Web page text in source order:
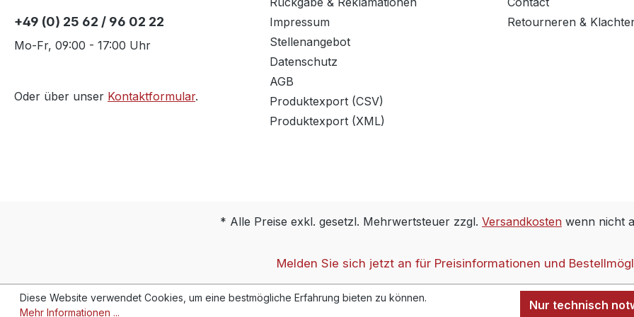
+49 (0) 25 62 / 96 02 22
Mo-Fr, 09:00 - 17:00 Uhr
Oder über unser Kontaktformular.
Impressum
Stellenangebot
Datenschutz
AGB
Produktexport (CSV)
Produktexport (XML)
Retourneren &
* Alle Preise exkl. gesetzl. Mehrwertsteuer zzgl. Versandkosten wenn nicht
Melden Sie sich jetzt an für Preisinformationen und
Diese Website verwendet Cookies, um eine bestmögliche Erfahrung bieten zu können.
Mehr Informationen ...
Nur technisch